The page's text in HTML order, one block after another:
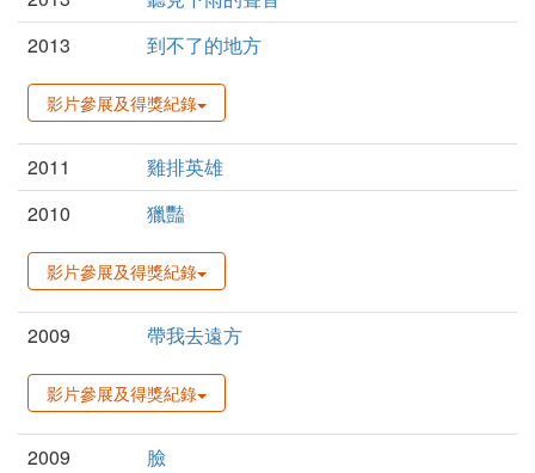
2013
到不了的地方
影片參展及得獎紀錄
2011
雞排英雄
2010
獵豔
影片參展及得獎紀錄
2009 帶我去遠方
影片參展及得獎紀錄
2009 臉